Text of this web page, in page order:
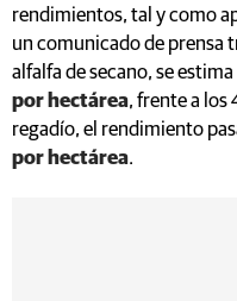
rendimientos, tal y como
un comunicado de prensa
alfalfa de secano, se estima
por hectárea, frente a los
regadío, el rendimiento
por hectárea.